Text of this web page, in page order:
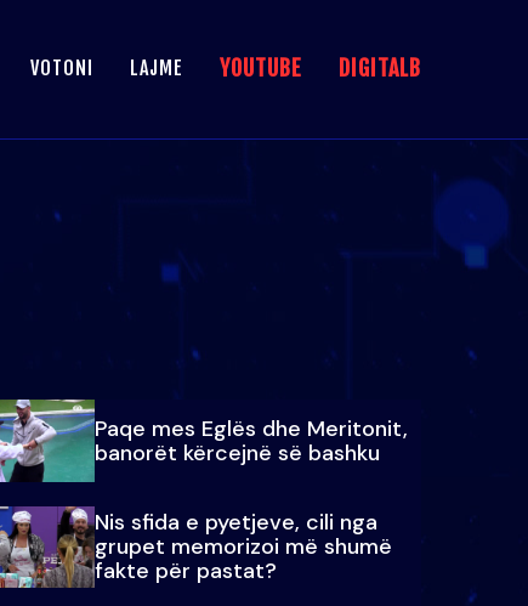
VOTONI LAJME YOUTUBE DIGITALB
Paqe mes Eglës dhe Meritonit,
banorët kërcejnë së bashku
Nis sfida e pyetjeve, cili nga
grupet memorizoi më shumë
fakte për pastat?